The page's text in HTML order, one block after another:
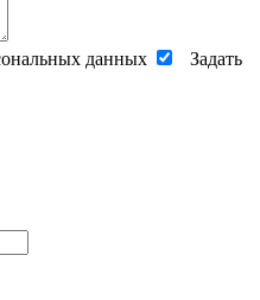
данных
Задать